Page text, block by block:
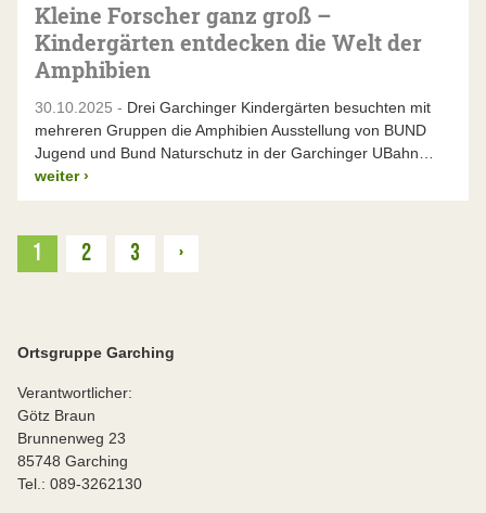
Kleine Forscher ganz groß –
Kindergärten entdecken die Welt der
Amphibien
30.10.2025 - Drei Garchinger Kindergärten besuchten mit
mehreren Gruppen die Amphibien Ausstellung von BUND
Jugend und Bund Naturschutz in der Garchinger UBahn…
weiter ›
1 2 3 ›Weiter
Ortsgruppe Garching
Verantwortlicher:
Götz Braun
Brunnenweg 23
85748 Garching
Tel.: 089-3262130